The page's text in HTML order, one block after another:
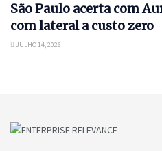
São Paulo acerta com
com lateral a custo zero
JULHO 14, 2026